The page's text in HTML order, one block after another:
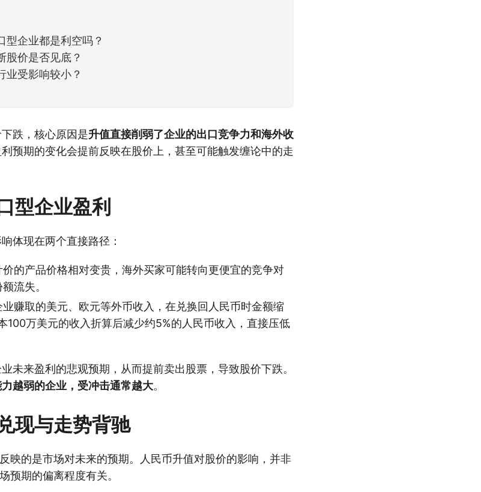
型企业都是利空吗？
股价是否见底？
业受影响较小？
跌，核心原因是升值直接削弱了企业的出口竞争力和海外收
利预期的变化会提前反映在股价上，甚至可能触发缠论中的走
型企业盈利
体现在两个直接路径：
的产品价格相对变贵，海外买家可能转向更便宜的竞争对
流失。
业赚取的美元、欧元等外币收入，在兑换回人民币时金额缩
100万美元的收入折算后减少约5%的人民币收入，直接压低
未来盈利的悲观预期，从而提前卖出股票，导致股价下跌。
越弱的企业，受冲击通常越大。
现与走势背驰
映的是市场对未来的预期。人民币升值对股价的影响，并非
预期的偏离程度有关。